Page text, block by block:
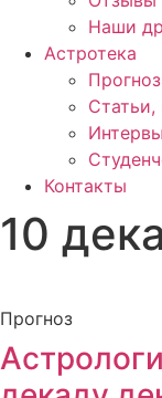
Наши
Астротека
Статьи,
Контакты
10
Прогноз